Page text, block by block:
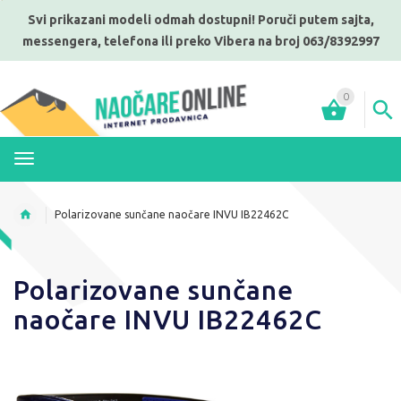
Svi prikazani modeli odmah dostupni! Poruči putem sajta,
messengera, telefona ili preko Vibera na broj 063/8392997
0
Polarizovane sunčane naočare INVU IB22462C
Polarizovane sunčane
naočare INVU IB22462C